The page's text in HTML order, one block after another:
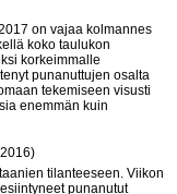
on vajaa kolmannes
koko taulukon
korkeimmalle
punanuttujen osalta
tekemiseen visusti
enemmän kuin
tilanteeseen. Viikon
punanutut